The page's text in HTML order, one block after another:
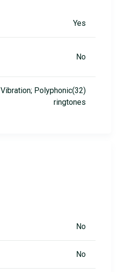
Yes
No
Vibration; Polyphonic(32)
ringtones
No
No